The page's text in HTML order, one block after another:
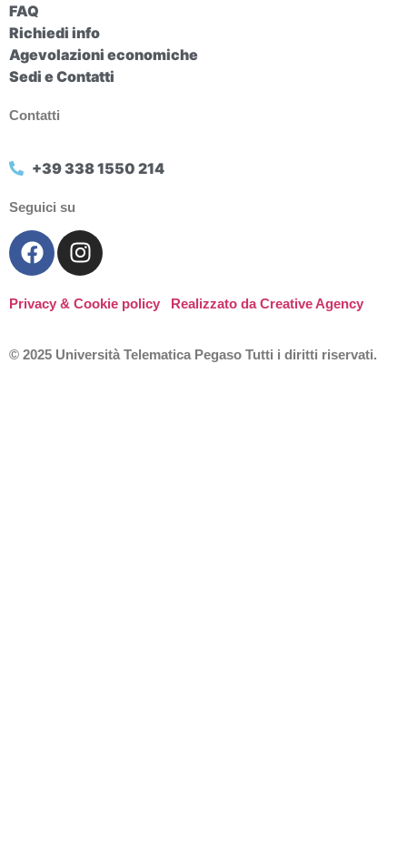
FAQ
Richiedi info
Agevolazioni economiche
Sedi e Contatti
Contatti
+39 338 1550 214
Seguici su
Privacy & Cookie policy Realizzato da Creative Agency
© 2025 Università Telematica Pegaso Tutti i diritti riservati.